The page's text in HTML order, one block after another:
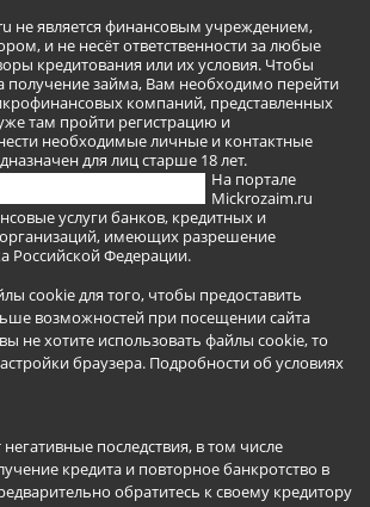
не является финансовым учреждением,
и не несёт ответственности за любые
кредитования или их условия. Чтобы
получение займа, Вам необходимо перейти
компаний, представленных
там пройти регистрацию и
необходимые личные и контактные
для лиц старше 18 лет.
На портале
Mickrozaim.ru
услуги банков, кредитных и
имеющих разрешение
Российской Федерации.
cookie для того, чтобы предоставить
возможностей при посещении сайта
не хотите использовать файлы cookie, то
браузера. Подробности об условиях
негативные последствия, в том числе
кредита и повторное банкротство в
обратитесь к своему кредитору